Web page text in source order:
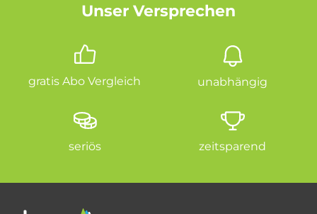
Unser Versprechen
gratis Abo Vergleich unabhängig
seriös zeitsparend